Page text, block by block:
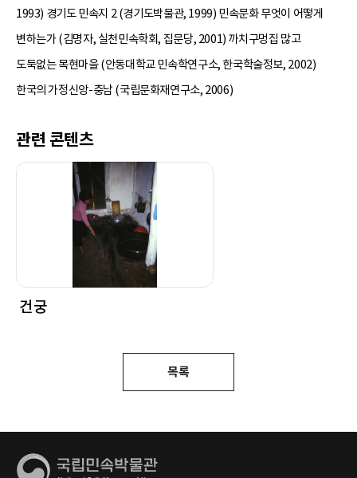
1993) 경기도 민속지 2 (경기도박물관, 1999) 민속문화 무엇이 어떻게
변하는가 (김명자, 실천민속학회, 집문당, 2001) 까치구멍집 많고
도둑없는 목현마을 (안동대학교 민속학연구소, 한국학술정보, 2002)
한국의 가정신앙-충남 (국립문화재연구소, 2006)
관련 콘텐츠
건궁
목록